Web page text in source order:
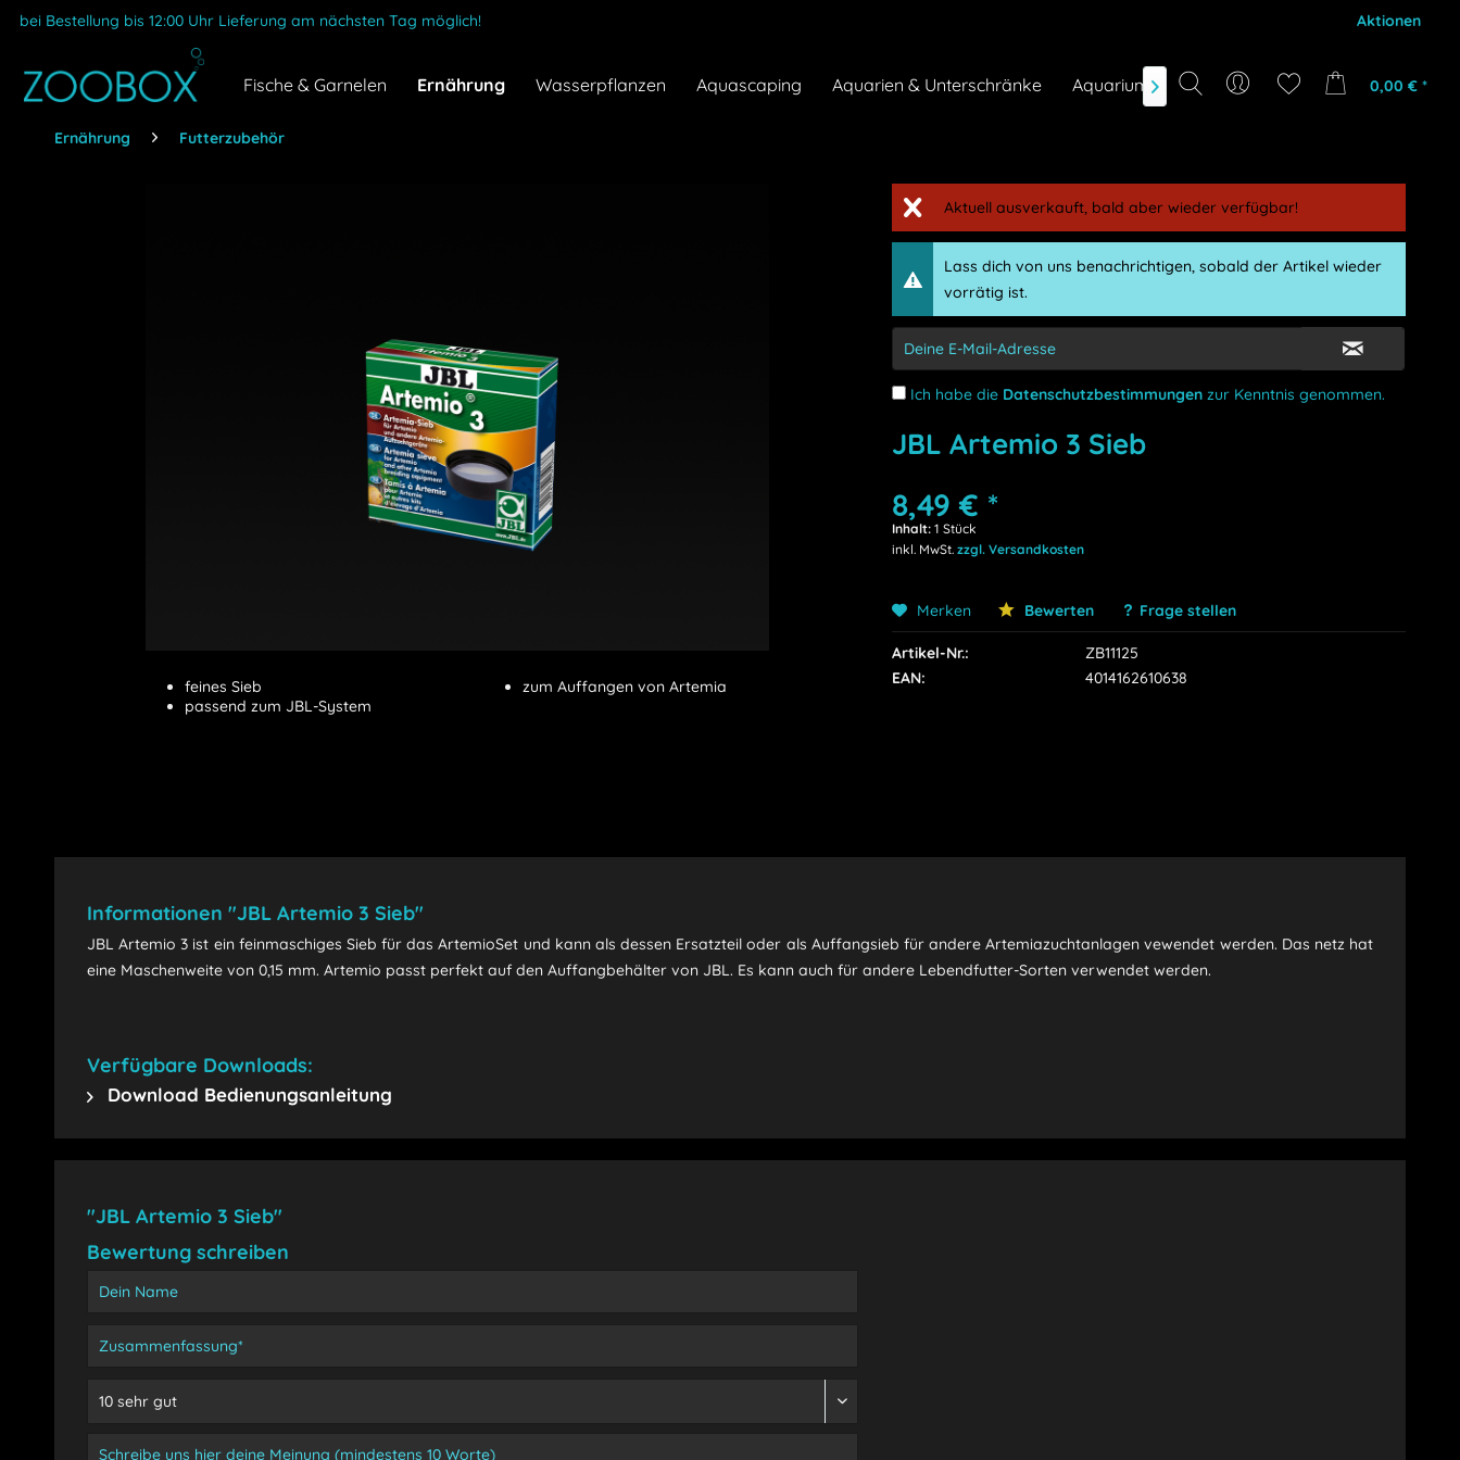
bei Bestellung bis 12:00 Uhr Lieferung am nächsten Tag möglich! Aktionen
0,00 € *
Fische & Garnelen Ernährung Wasserpflanzen Aquascaping Aquarien & Unterschränke Aquarium-Zubehör Gutscheine Marken

Ernährung Futterzubehör
feines Sieb
zum Auffangen von Artemia
passend zum JBL-System
Aktuell ausverkauft, bald aber wieder verfügbar!
Lass dich von uns benachrichtigen, sobald der Artikel wieder
vorrätig ist.
Ich habe die Datenschutzbestimmungen zur Kenntnis genommen.
JBL Artemio 3 Sieb
8,49 € *
Inhalt:1 Stück
inkl. MwSt.zzgl. Versandkosten
Merken Bewerten Frage stellen
Artikel-Nr.:
ZB11125
EAN:
4014162610638
Informationen "JBL Artemio 3 Sieb"
JBL Artemio 3 ist ein feinmaschiges Sieb für das ArtemioSet und kann als dessen Ersatzteil oder als Auffangsieb für andere Artemiazuchtanlagen vewendet werden. Das netz hat
eine Maschenweite von 0,15 mm. Artemio passt perfekt auf den Auffangbehälter von JBL. Es kann auch für andere Lebendfutter-Sorten verwendet werden.
Verfügbare Downloads:
Download Bedienungsanleitung
"JBL Artemio 3 Sieb"
Bewertung schreiben